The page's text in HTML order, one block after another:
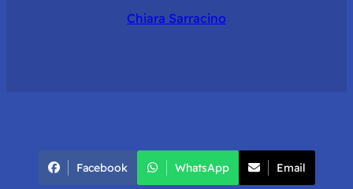
Chiara Sarracino
Facebook WhatsApp Email